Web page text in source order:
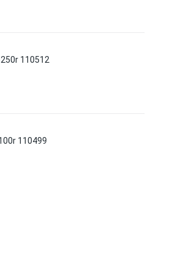
110512
110499